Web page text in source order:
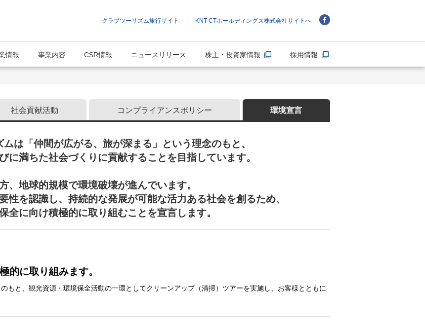
クラブツーリズム旅行サイト KNT-CTホールディングス株式会社サイトへ
情報 事業内容 CSR情報 ニュースリリース 株主・投資家情報 採用情報
CSR情報
社会貢献活動 コンプライアンスポリシー 環境宣言
は「仲間が広がる、旅が深まる」という理念のもと、
に満ちた社会づくりに貢献することを目指しています。
、地球的規模で環境破壊が進んでいます。
性を認識し、持続的な発展が可能な活力ある社会を創るため、
全に向け積極的に取り組むことを宣言します。
的に取り組みます。
もと、観光資源・環境保全活動の一環としてクリーンアップ（清掃）ツアーを実施し、お客様とともに